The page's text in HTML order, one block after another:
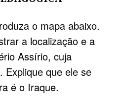
o mapa abaixo.
a localização e a
Assírio, cuja
Explique que ele se
é o Iraque.